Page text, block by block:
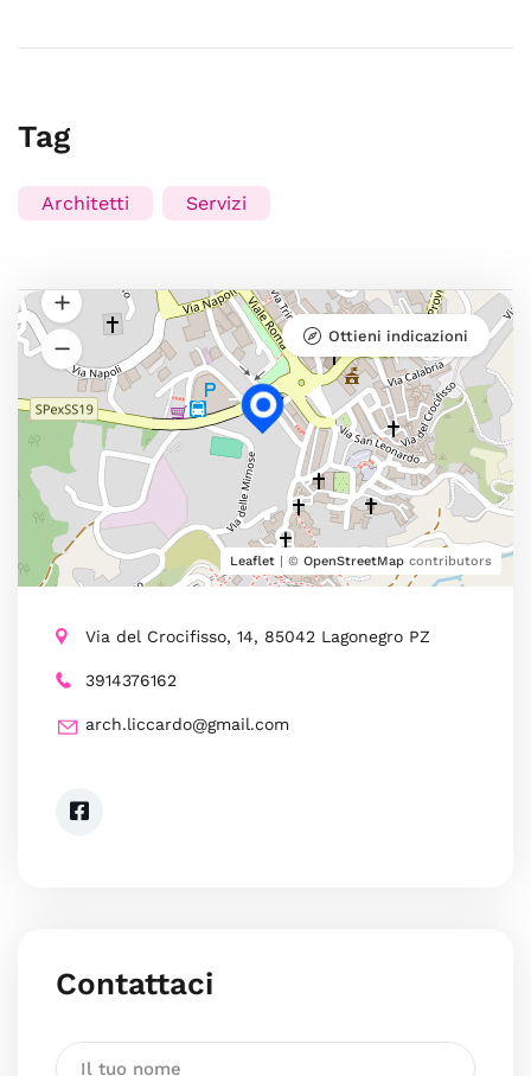
Tag
Architetti Servizi
Leaflet | © OpenStreetMap contributors
Ottieni indicazioni
Via del Crocifisso, 14, 85042 Lagonegro PZ
3914376162
arch.liccardo@gmail.com
Contattaci